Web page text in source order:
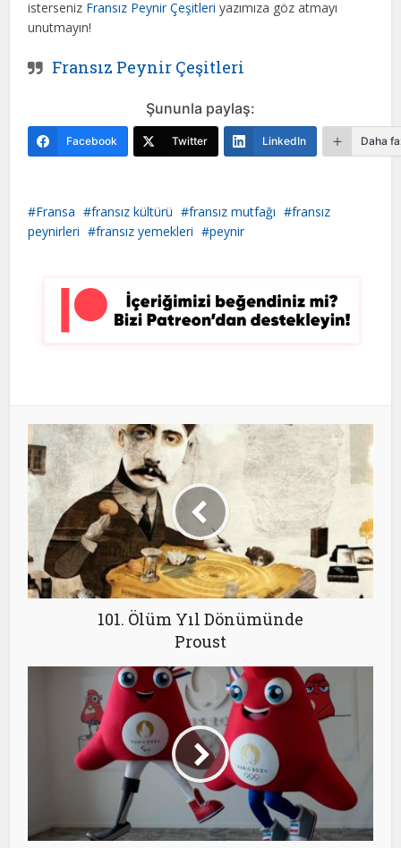
isterseniz Fransız Peynir Çeşitleri yazımıza göz atmayı
unutmayın!
Fransız Peynir Çeşitleri
Şununla paylaş:
Facebook Twitter LinkedIn Daha
Fransa fransız kültürü fransız mutfağı
fransız
peynirleri
fransız yemekleri peynir
101. Ölüm Yıl Dönümünde
Proust